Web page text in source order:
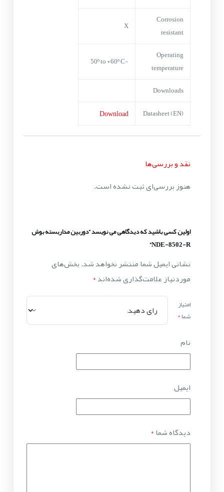
Corrosion
resistant
X
Operating
temperature
-50º to +60º C
Downloads
Datasheet (EN)
Download
نقد و بررسی‌ها
هنوز بررسی‌ای ثبت نشده است.
اولین کسی باشید که دیدگاهی می نویسد “دوربین مداربسته بوش
NDE-8502-R”
نشانی ایمیل شما منتشر نخواهد شد.بخش‌های
موردنیاز علامت‌گذاری شده‌اند*
امتیاز
شما*
نام
ایمیل
دیدگاه شما*